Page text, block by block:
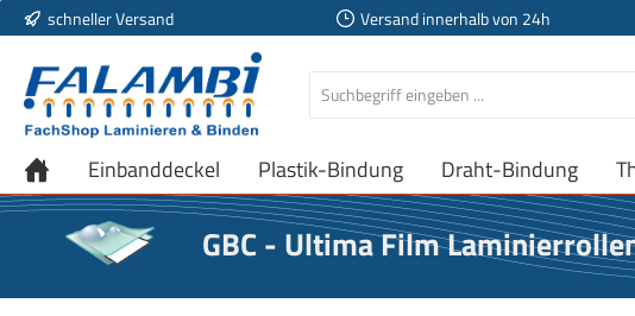
Hauptinhalt springen
Zur Suche springen
Zur Hauptnavigation springen
schneller Versand Versand innerhalb von 24h
Einbanddeckel Plastik-Bindung Draht-Bindung
GBC - Ultima Film